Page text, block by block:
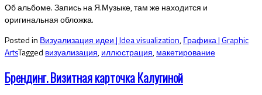
Об альбоме. Запись на Я.Музыке, там же находится и
оригинальная обложка.
Posted in Визуализация идеи | Idea visualization,Графика | Graphic
ArtsTagged визуализация,иллюстрация,макетирование
Брендинг. Визитная карточка Калугиной